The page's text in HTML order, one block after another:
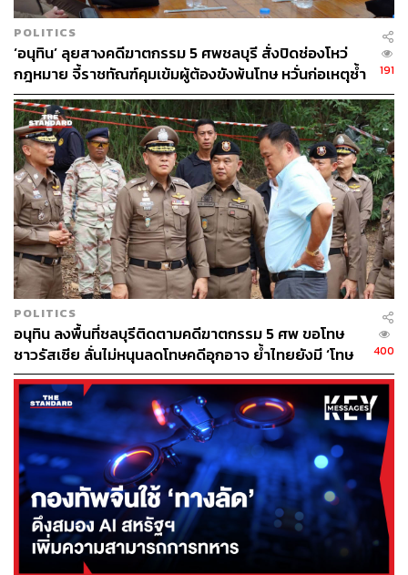
ภาพ: Brendan Hoffman / Getty Images
ที่มาและที่ไป ‘วิกฤตยูเครน’
ความสัมพันธ์ระหว่างรัสเซียกับโลกตะวันตก (สหรัฐฯ และ
กลุ่มประเทศสมาชิก NATO) เริ่มนับตั้งแต่สหภาพโซเวียตล่ม
สลาย แบ่งได้ออกเป็นสองช่วง ช่วงแรกคือช่วงที่ยังมีความ
เป็นมิตรด้วยดี และช่วงหลังคือช่วงแห่งความขัดแย้งและ
ความไม่ไว้เนื้อเชื่อใจกัน
ในระยะที่ความสัมพันธ์ยังชื่นมื่น (1994-2014)นั้น เริ่มขึ้นใน
ยุค 90 เมื่อสหภาพโซเวียตแตกสลาย เหลือผู้สืบสิทธิฯ คือ
รัสเซียยุคใหม่ ต่างมุ่งหาการสนับสนุนจากเหล่าประเทศตะวัน
ตกในการฟื้นฟูเศรษฐกิจที่กำลังตกต่ำถึงขีดสุดจากผลกระทบ
จากปัญหาเศรษฐกิจที่ต้องรับช่วงต่อมาจากอดีตสหภาพ
โซเวียต ทั้งในยุคของประธานาธิบดีบอริส เยลต์ซิน และในยุค
ของประธานาธิบดีวลาดิเมียร์ ปูตินในระยะแรกต่าง
กระตือรือร้นที่จะให้ความร่วมมือกับฝ่ายตะวันตกในทุกๆ
ด้าน เห็นได้จากการที่รัสเซียและกลุ่มประเทศสหภาพยุโรปได้
เห็นพ้องร่วมกันเป็นสมาชิกใน
‘ข้อตกลงหุ้นส่วนและความ
ร่วมมือ’ (Partnership and Cooperation Agreement:
POLITICS
‘อนุทิน’ ลุยสางคดีฆาตกรรม 5 ศพชลบุรี สั่งปิดช่องโหว่
กฎหมาย จี้ราชทัณฑ์คุมเข้มผู้ต้องขังพ้นโทษ หวั่นก่อเหตุซ้ำ
รอย
191
POLITICS
อนุทิน ลงพื้นที่ชลบุรีติดตามคดีฆาตกรรม 5 ศพ ขอโทษ
ชาวรัสเซีย ลั่นไม่หนุนลดโทษคดีอุกอาจ ย้ำไทยยังมี ‘โทษ
ประหาร’
400